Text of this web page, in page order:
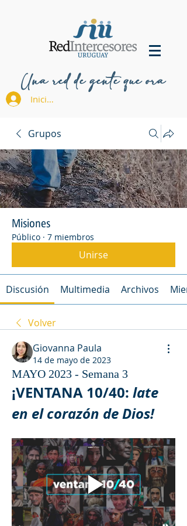
Una red de gente que ora
Iniciar sesión
Grupos
Misiones
Público · 7 miembros
Unirse
Discusión Multimedia Archivos
Volver
Giovanna Paula
14 de mayo de 2023
MAYO 2023 - Semana 3
¡VENTANA 10/40: late
en el corazón de Dios!